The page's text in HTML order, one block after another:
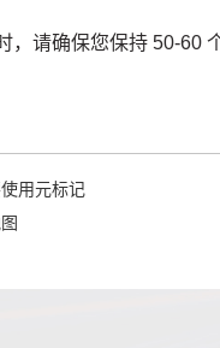
，请确保您保持 50-60
用元标记